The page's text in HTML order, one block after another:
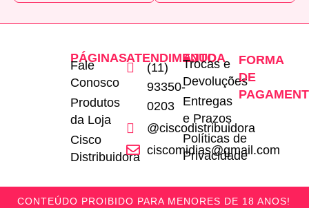
PÁGINAS
Fale
Conosco
Produtos
da Loja
Cisco
Distribuidora
ATENDIMENTO
(11)
93350-
0203
@ciscodistribuidora
ciscomidias@gmail.com
AJUDA
Trocas e
Devoluções
Entregas
e Prazos
Políticas de
Privacidade
FORMA
DE
CONTEÚDO PROIBIDO PARA MENORES DE 18 ANOS!